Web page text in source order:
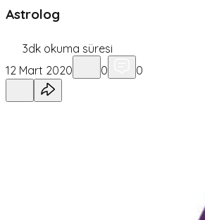
Astrolog
3dk okuma süresi
12 Mart 2020
0 0